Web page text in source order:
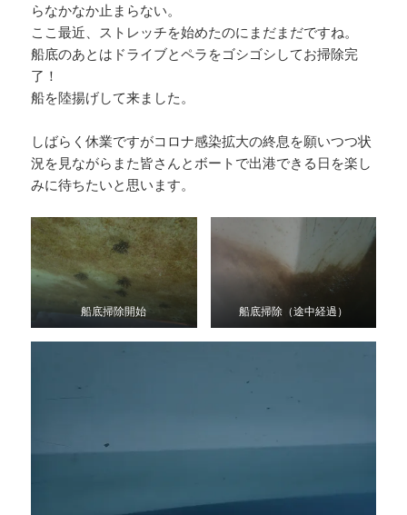
らなかなか止まらない。
ここ最近、ストレッチを始めたのにまだまだですね。
船底のあとはドライブとペラをゴシゴシしてお掃除完
了！
船を陸揚げして来ました。
しばらく休業ですがコロナ感染拡大の終息を願いつつ状
況を見ながらまた皆さんとボートで出港できる日を楽し
みに待ちたいと思います。
船底掃除開始 船底掃除（途中経過）